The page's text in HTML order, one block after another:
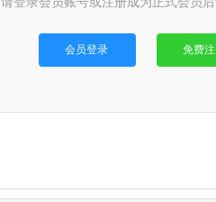
会员登录 免费